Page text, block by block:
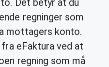
Det betyr at du
regninger som
mottagers konto.
eFaktura ved at
regning som må